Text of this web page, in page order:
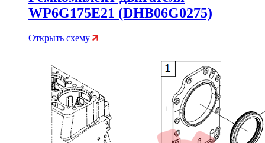
WP6G175E21 (DHB06G0275)
Открыть схему